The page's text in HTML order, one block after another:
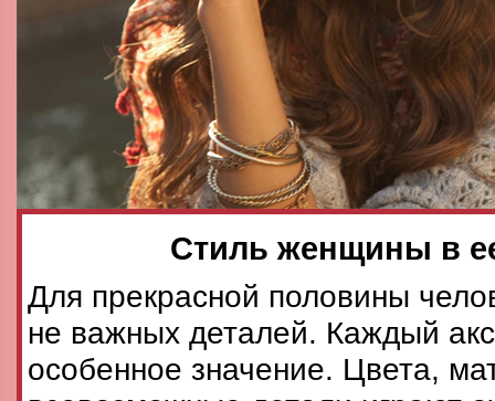
Стиль женщины в
Для прекрасной половины
не важных деталей. Каждый
особенное значение. Цвета,